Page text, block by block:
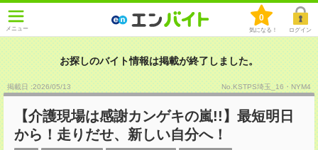
メニュー
0
気になる！ ログイン
お探しのバイト情報は掲載が終了しました。
掲載日 :2026/05/13 No.KSTPS埼玉_16・NYM4
【介護現場は感謝カンゲキの嵐!!】最短明日
から！走りだせ、新しい自分へ！